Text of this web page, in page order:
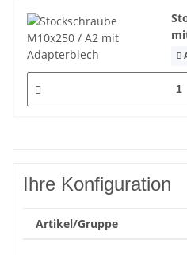
Ihre Konfiguration
Artikel/Gruppe